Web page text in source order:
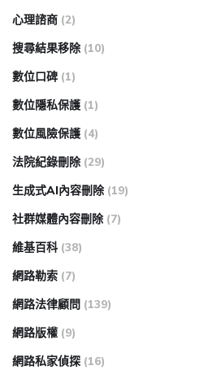
心理諮商 (2)
搜尋結果移除 (10)
數位口碑 (1)
數位隱私保護 (1)
數位風險保護 (4)
法院紀錄刪除 (29)
生成式AI內容刪除 (19)
社群媒體內容刪除 (7)
維基百科 (38)
網路勒索 (7)
網路法律顧問 (139)
網路版權 (9)
網路私家偵探 (16)